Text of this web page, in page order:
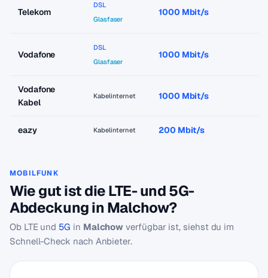
Telekom
DSL
Glasfaser
1000 Mbit/s
Vodafone
DSL
Glasfaser
1000 Mbit/s
Vodafone
Kabel
Kabelinternet 1000 Mbit/s
eazy Kabelinternet 200 Mbit/s
MOBILFUNK
Wie gut ist die LTE- und 5G-
Abdeckung in Malchow?
Ob LTE und 5G in Malchow verfügbar ist, siehst du im
Schnell-Check nach Anbieter.